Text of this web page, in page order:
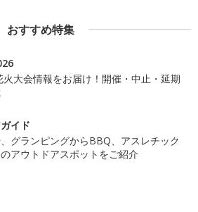
おすすめ特集
火大会情報をお届け！開催・中止・延期
イド
グランピングからBBQ、アスレチック
アウトドアスポットをご紹介